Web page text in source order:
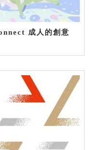
成人的創意